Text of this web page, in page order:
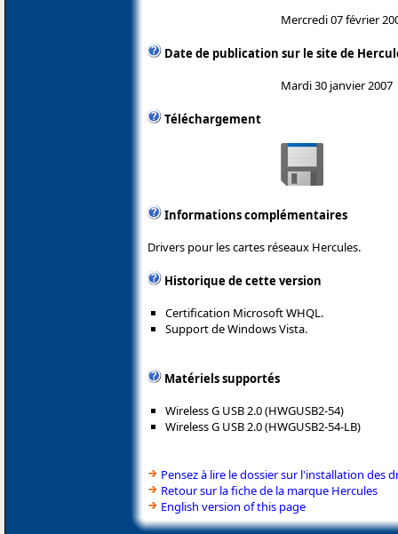
Mercredi 07 février
Date de publication sur le site de
Mardi 30 janvier 2007
Téléchargement
Informations complémentaires
Drivers pour les cartes réseaux Hercules.
Historique de cette version
Certification Microsoft WHQL.
Support de Windows Vista.
Matériels supportés
Wireless G USB 2.0 (HWGUSB2-54)
Wireless G USB 2.0 (HWGUSB2-54-LB)
Pensez à lire le dossier sur l'installation des
Retour sur la fiche de la marque Hercules
English version of this page